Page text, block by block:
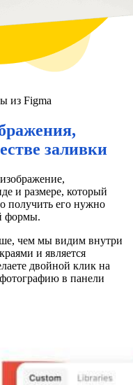
из Figma
заливки
и размере, который
получить его нужно
формы.
чем мы видим внутри
и является
двойной клик на
в панели